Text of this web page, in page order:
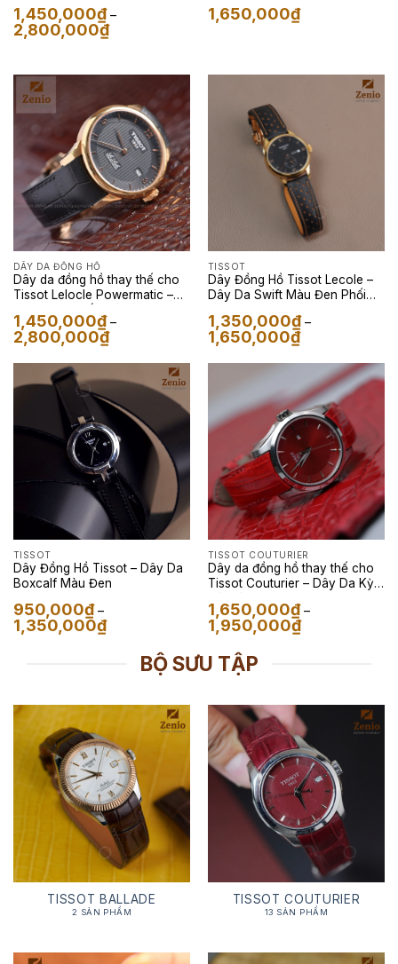
1,450,000₫ –
2,800,000₫Khoảng
giá:
đến
1,650,000₫
DÂY DA ĐỒNG HỒ
Dây da đồng hồ thay thế cho
Tissot Lelocle Powermatic –
1,450,000₫ –
2,800,000₫Khoảng
giá:
1,450,000₫
đến
2,800,000₫
TISSOT
Dây Đồng Hồ Tissot Lecole –
Dây Da Swift Màu Đen Phối
1,350,000₫ –
1,650,000₫Khoảng
giá:
1,350,000₫
đến
1,650,000₫
TISSOT
Dây Đồng Hồ Tissot – Dây Da
Boxcalf Màu Đen
950,000₫ –
1,350,000₫Khoảng
giá:
950,000₫
1,350,000₫
TISSOT COUTURIER
Dây da đồng hồ thay thế cho
Tissot Couturier – Dây Da Kỳ
1,650,000₫ –
1,950,000₫Khoảng
giá:
BỘ SƯU TẬP
TISSOT BALLADE
2 SẢN PHẨM
TISSOT COUTURIER
13 SẢN PHẨM